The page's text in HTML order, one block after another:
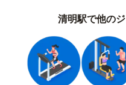
清明駅で他の